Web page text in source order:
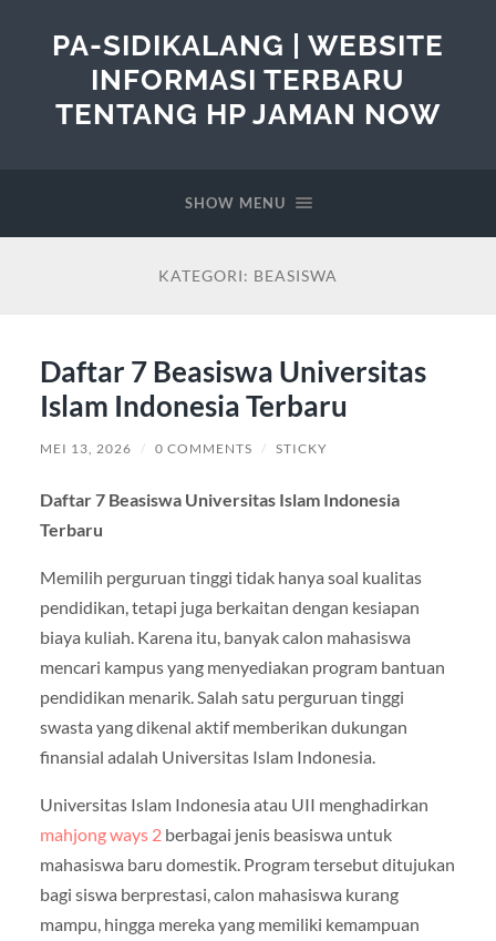
PA-SIDIKALANG | WEBSITE
INFORMASI TERBARU
TENTANG HP JAMAN NOW
SHOW MENU
KATEGORI: BEASISWA
Daftar 7 Beasiswa Universitas
Islam Indonesia Terbaru
MEI 13, 2026 / 0 COMMENTS / STICKY
Daftar 7 Beasiswa Universitas Islam Indonesia
Terbaru
Memilih perguruan tinggi tidak hanya soal kualitas
pendidikan, tetapi juga berkaitan dengan kesiapan
biaya kuliah. Karena itu, banyak calon mahasiswa
mencari kampus yang menyediakan program bantuan
pendidikan menarik. Salah satu perguruan tinggi
swasta yang dikenal aktif memberikan dukungan
finansial adalah Universitas Islam Indonesia.
Universitas Islam Indonesia atau UII menghadirkan
mahjong ways 2berbagai jenis beasiswa untuk
mahasiswa baru domestik. Program tersebut ditujukan
bagi siswa berprestasi, calon mahasiswa kurang
mampu, hingga mereka yang memiliki kemampuan